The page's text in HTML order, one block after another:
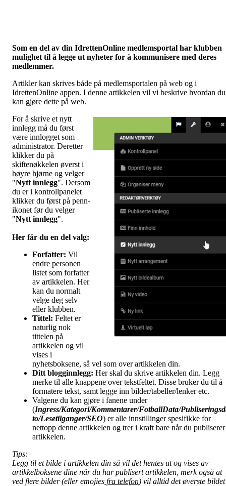
Som en del av din IdrettenOnline medlemsportal har klubben
mulighet til å legge ut nyheter for å kommunisere med deres
medlemmer.
Artikler kan skrives både på medlemsportalen på web og i
IdrettenOnline appen. I denne artikkelen vil vi beskrive hvordan du
kan gjøre dette på web.
For å skrive et nytt
innlegg må du først
være innlogget som
administrator. Deretter
klikker du på
skiftenøkkelen øverst i
høyre hjørne og velger
"Nytt innlegg". Dersom
du er i kontrollpanelet
klikker du først på penn-
ikonet før du velger
"Nytt innlegg".
Her får du en del valg:
Forfatter: Vil
endre personen
listet som forfatter
av artikkelen. Her
kan du normalt
velge deg selv
eller klubben.
Tittel: Feltet er
naturlig nok
tittelen på
artikkelen og vil
vises i
nyhetsboksene, så vel som over artikkelen din.
Ditt blogginnlegg: Her skal du skrive artikkelen din. Legg
merke til alle knappene over tekstfeltet. Disse bruker du til å
formatere tekst, samt legge inn bilder/tabeller/lenker etc.
Valgene du kan gjøre i fanene under
(Ingress/Kategori/Kommentarer/FotballData/
to/Lesetilganger/SEO) er alle innstillinger spesifikke for
nettopp denne artikkelen og trer i kraft bare når du publiserer
artikkelen.
Tips:
Legg til et bilde i artikkelen din så vil det hentes ut og vises av
artikkelboksene dine når du har publisert artikkelen, merk også at
ved flere bilder (eller emojies fra telefon) vil alltid det øverste bildet